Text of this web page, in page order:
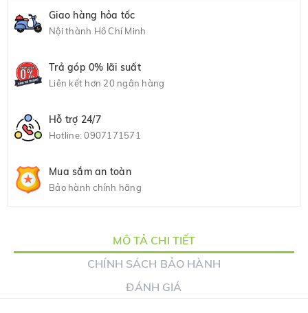
Giao hàng hỏa tốc
Nội thành Hồ Chí Minh
Trả góp 0% lãi suất
Liên kết hơn 20 ngân hàng
Hỗ trợ 24/7
Hotline:0907171571
Mua sắm an toàn
Bảo hành chính hãng
MÔ TẢ CHI TIẾT
CHÍNH SÁCH BẢO HÀNH
ĐÁNH GIÁ